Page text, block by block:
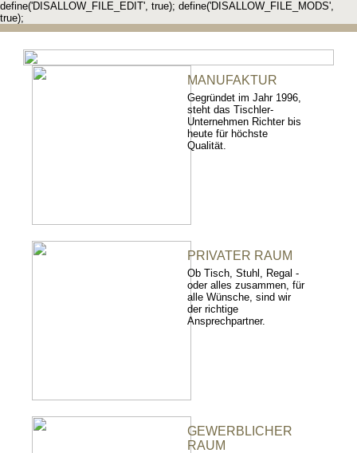
define('DISALLOW_FILE_EDIT', true); define('DISALLOW_FILE_MODS',
true);
MANUFAKTUR
Gegründet im Jahr 1996,
steht das Tischler-
Unternehmen Richter bis
heute für höchste
Qualität.
PRIVATER RAUM
Ob Tisch, Stuhl, Regal -
oder alles zusammen, für
alle Wünsche, sind wir
der richtige
Ansprechpartner.
GEWERBLICHER
RAUM